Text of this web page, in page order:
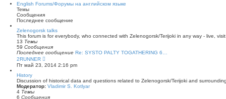
н
е
у
с
о
б
щ
е
н
и
ю
й
и
к
п
о
с
е
д
н
е
с
о
English Forums/Форумы на английском языке
Темы
Сообщения
Последнее сообщение
Zelenogorsk talks
This forum is for everybody, who connected with Zelenogorsk/Terijoki in any way - live,
13 Темы
59 Сообщения
Последнее сообщение Re: SYSTO PALTY TOGATHERING 6…
2RUNNER
е
р
й
т
к
Пт май 23, 2014 2:16 pm
History
Discussion of historical data and questions related to Zelenogorsk/Terijoki and
Модератор: Vladimir S. Kotlyar
4 Темы
6 Сообщения